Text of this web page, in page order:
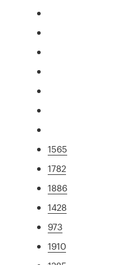
1565
1782
1886
1428
973
1910